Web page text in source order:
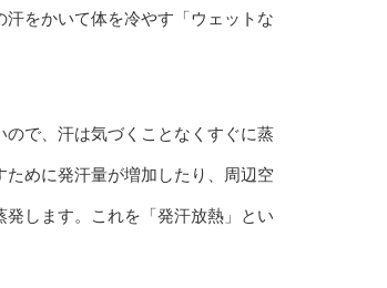
汗をかいて体を冷やす「ウェットな
で、汗は気づくことなくすぐに蒸
めに発汗量が増加したり、周辺空
します。これを「発汗放熱」とい